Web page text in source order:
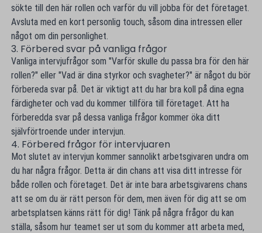
sökte till den här rollen och varför du vill jobba för det företaget.
Avsluta med en kort personlig touch, såsom dina intressen eller
något om din personlighet.
3. Förbered svar på vanliga frågor
Vanliga intervjufrågor som "Varför skulle du passa bra för den här
rollen?" eller "Vad är dina styrkor och svagheter?" är något du bör
förbereda svar på. Det är viktigt att du har bra koll på dina egna
färdigheter och vad du kommer tillföra till företaget. Att ha
förberedda svar på dessa vanliga frågor kommer öka ditt
självförtroende under intervjun.
4. Förbered frågor för intervjuaren
Mot slutet av intervjun kommer sannolikt arbetsgivaren undra om
du har några frågor. Detta är din chans att visa ditt intresse för
både rollen och företaget. Det är inte bara arbetsgivarens chans
att se om du är rätt person för dem, men även för dig att se om
arbetsplatsen känns rätt för dig! Tänk på några frågor du kan
ställa, såsom hur teamet ser ut som du kommer att arbeta med,